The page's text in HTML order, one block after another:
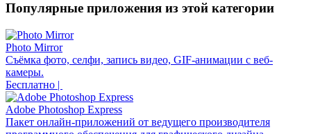
Популярные приложения из этой категории
Photo Mirror
Съёмка фото, селфи, запись видео, GIF-анимации с веб-
камеры.
Бесплатно |
Adobe Photoshop Express
Пакет онлайн-приложений от ведущего производителя